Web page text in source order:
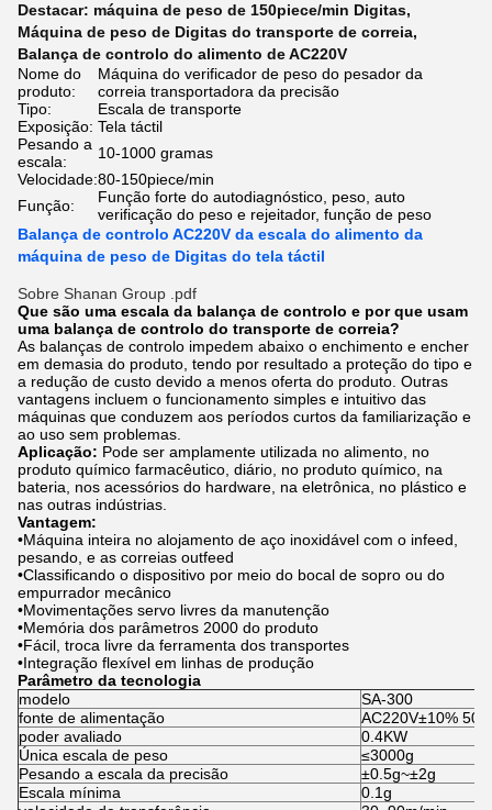
Destacar: máquina de peso de 150piece/min Digitas,
Máquina de peso de Digitas do transporte de correia,
Balança de controlo do alimento de AC220V
Nome do
produto:
Máquina do verificador de peso do pesador da
correia transportadora da precisão
Tipo:
Escala de transporte
Exposição: Tela táctil
Pesando a
escala:
10-1000 gramas
Velocidade:80-150piece/min
Função:
Função forte do autodiagnóstico, peso, auto
verificação do peso e rejeitador, função de peso
Balança de controlo AC220V da escala do alimento da
máquina de peso de Digitas do tela táctil
Sobre Shanan Group .pdf
Que são uma escala da balança de controlo e por que usam
uma balança de controlo do transporte de correia?
As balanças de controlo impedem abaixo o enchimento e encher
em demasia do produto, tendo por resultado a proteção do tipo e
a redução de custo devido a menos oferta do produto. Outras
vantagens incluem o funcionamento simples e intuitivo das
máquinas que conduzem aos períodos curtos da familiarização e
ao uso sem problemas.
Aplicação: Pode ser amplamente utilizada no alimento, no
produto químico farmacêutico, diário, no produto químico, na
bateria, nos acessórios do hardware, na eletrônica, no plástico e
nas outras indústrias.
Vantagem:
•Máquina inteira no alojamento de aço inoxidável com o infeed,
pesando, e as correias outfeed
•Classificando o dispositivo por meio do bocal de sopro ou do
empurrador mecânico
•Movimentações servo livres da manutenção
•Memória dos parâmetros 2000 do produto
•Fácil, troca livre da ferramenta dos transportes
•Integração flexível em linhas de produção
Parâmetro da tecnologia
modelo
SA-300
fonte de alimentação
AC220V±10%
poder avaliado
0.4KW
Única escala de peso
≤3000g
Pesando a escala da precisão
±0.5g~±2g
Escala mínima
0.1g